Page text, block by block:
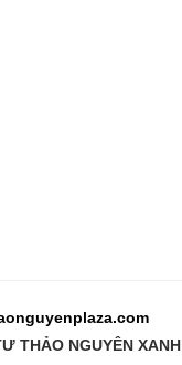
THẢO NGUYÊN XANH